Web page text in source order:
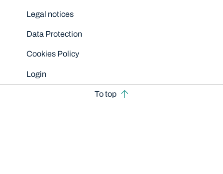
Legal notices
Data Protection
Cookies Policy
Login
To top